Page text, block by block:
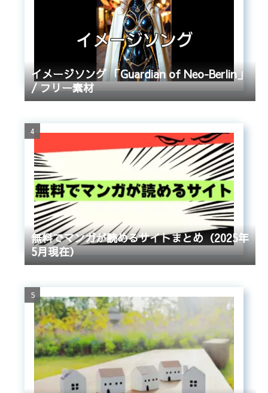
イメージソング 「Guardian of Neo-Berlin」
/ フリー素材
無料でマンガが読めるサイトまとめ（2025年
5月現在）